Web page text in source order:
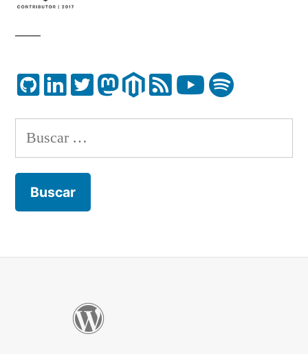
Buscar: